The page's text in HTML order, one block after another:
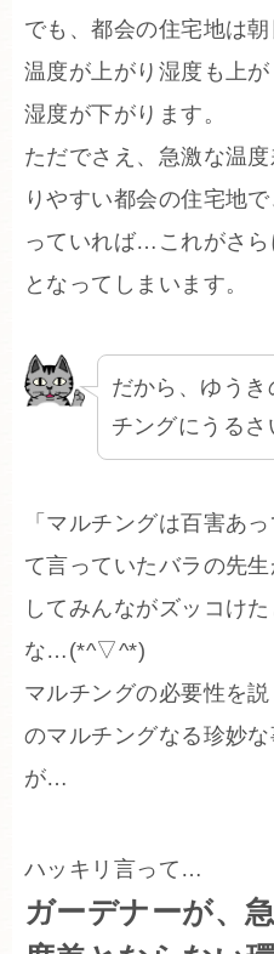
でも、都会の住宅地は
温度が上がり湿度も上
湿度が下がります。
ただでさえ、急激な温
りやすい都会の住宅地
っていれば…これがさ
となってしまいます。
だから、ゆう
チングにうるさ
「マルチングは百害あ
て言っていたバラの先
してみんながズッコけ
な…(*^▽^*)
マルチングの必要性を
のマルチングなる珍妙
が…
ハッキリ言って…
ガーデナーが、